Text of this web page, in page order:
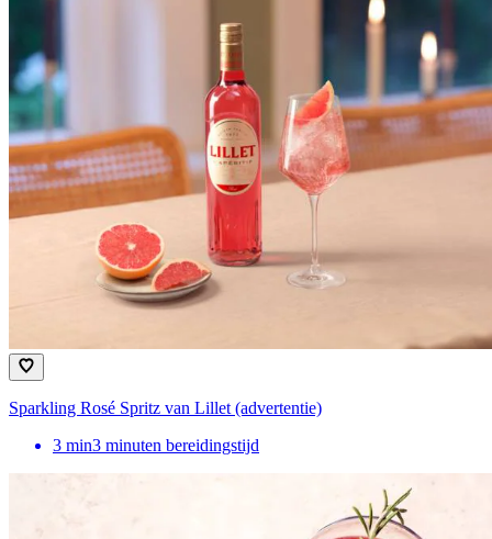
Sparkling Rosé Spritz van Lillet (advertentie)
3 min3 minuten bereidingstijd